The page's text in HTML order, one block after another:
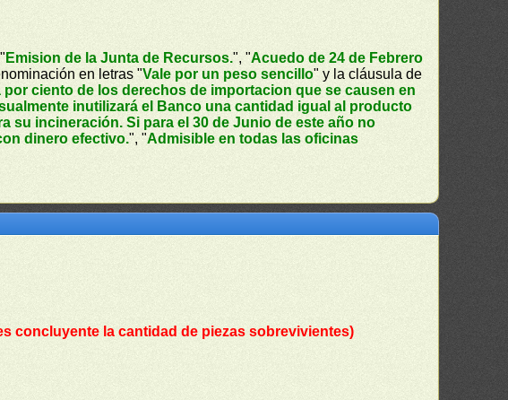
Emision de la Junta de Recursos.", "Acuedo de 24 de Febrero
en letras "Vale por un peso sencillo" y la cláusula de
ciento de los derechos de importacion que se causen en
inutilizará el Banco una cantidad igual al producto
su incineración. Si para el 30 de Junio de este año no
dinero efectivo.", "Admisible en todas las oficinas
concluyente la cantidad de piezas sobrevivientes)